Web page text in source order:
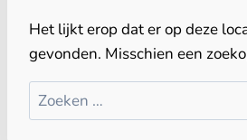
Het lijkt erop dat er op deze
gevonden. Misschien een
Zoeken
naar: